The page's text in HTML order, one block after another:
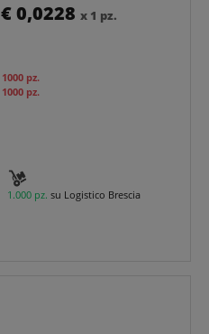
€ 0,0228 x 1 pz.
1000 pz.
1000 pz.
1.000 pz. su Logistico Brescia